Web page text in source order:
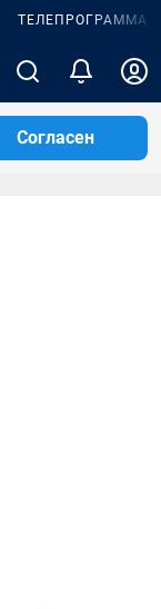
ТЕЛЕПРОГРАММА
Согласен